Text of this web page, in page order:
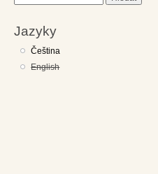
Jazyky
Čeština
English